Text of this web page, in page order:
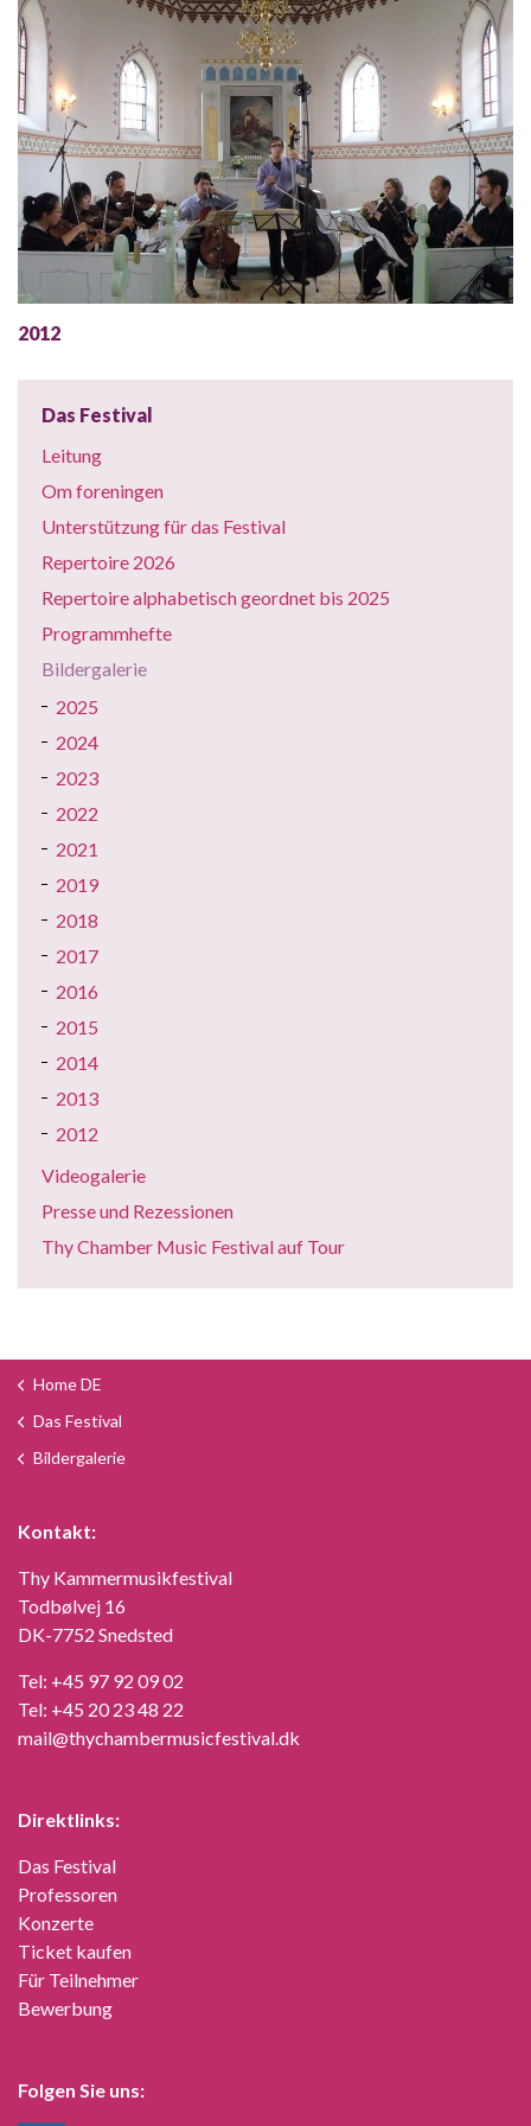
2012
Das Festival
Leitung
Om foreningen
Unterstützung für das Festival
Repertoire 2026
Repertoire alphabetisch geordnet bis 2025
Programmhefte
Bildergalerie
2025
2024
2023
2022
2021
2019
2018
2017
2016
2015
2014
2013
2012
Videogalerie
Presse und Rezessionen
Thy Chamber Music Festival auf Tour
Home DE
Das Festival
Bildergalerie
Kontakt:
Thy Kammermusikfestival
Todbølvej 16
DK-7752 Snedsted
Tel: +45 97 92 09 02
Tel: +45 20 23 48 22
mail@thychambermusicfestival.dk
Direktlinks:
Das Festival
Professoren
Konzerte
Ticket kaufen
Für Teilnehmer
Bewerbung
Folgen Sie uns: